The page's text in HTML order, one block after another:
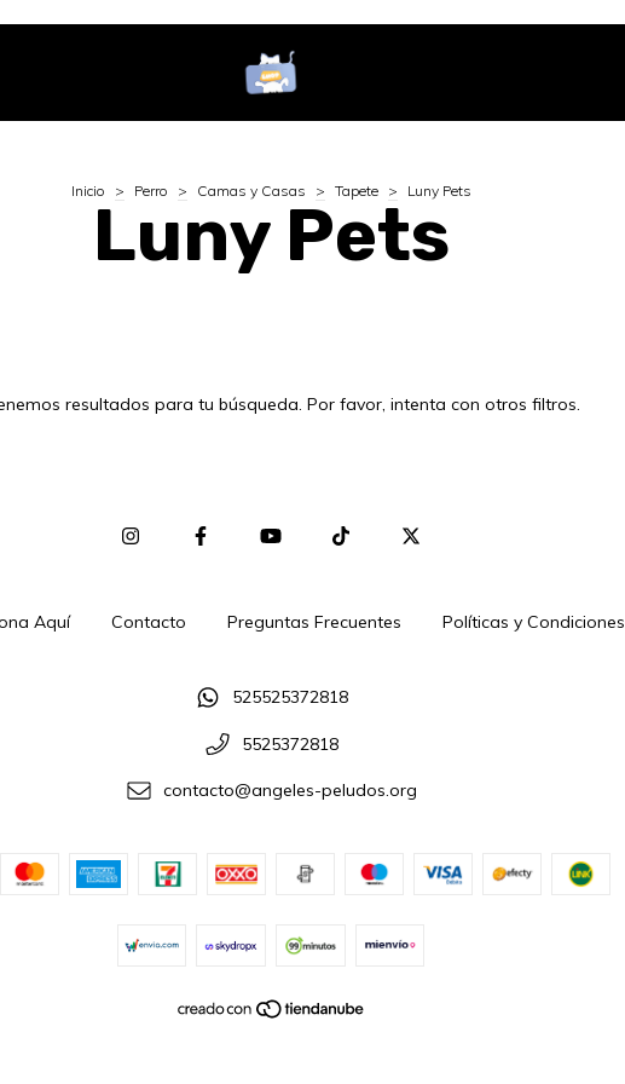
Inicio > Perro > Camas y Casas > Tapete > Luny Pets
Luny Pets
resultados para tu búsqueda. Por favor, intenta con otros filtros.
Aquí Contacto Preguntas Frecuentes Políticas y Condiciones
525525372818
5525372818
contacto@angeles-peludos.org